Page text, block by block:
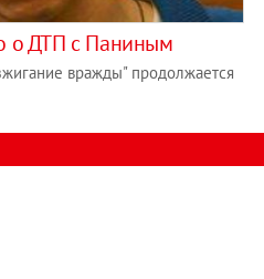
о ДТП с Паниным
вражды" продолжается